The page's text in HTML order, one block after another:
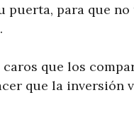
para que
que los
que la inversión